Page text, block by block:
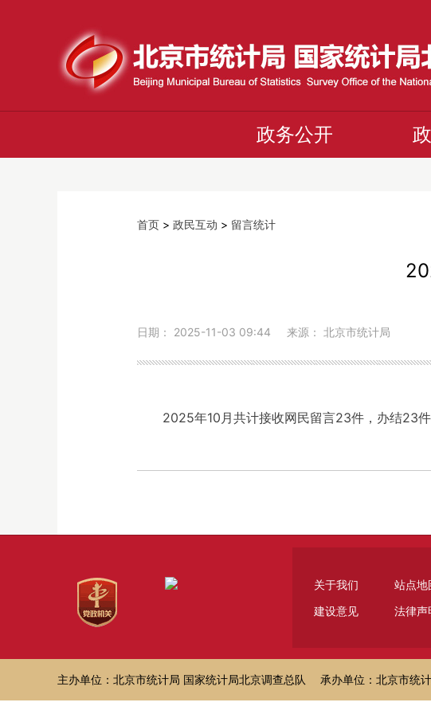
政务公开
首页 > 政民互动 > 留言统计
日期： 2025-11-03 09:44 来源： 北京市统计局
2025年10月共计接收网民留言23件，办结23
关于我们
站点地
建设意见
法律声
主办单位：北京市统计局 国家统计局北京调查总队 承办单位：北京市统